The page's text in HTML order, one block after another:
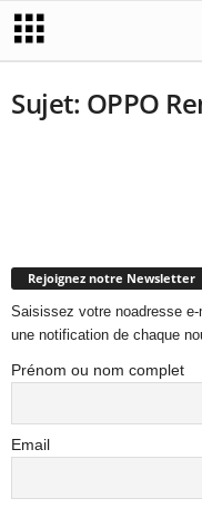
Sujet: OPPO
Rejoignez notre Newsletter
Saisissez votre noadresse
une notification de chaque
Prénom ou nom complet
Email